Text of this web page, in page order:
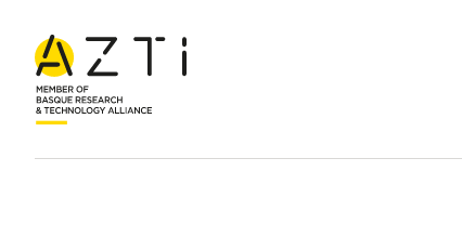
Inicio Blog Las posibilidades de pesca: de la ciencia al